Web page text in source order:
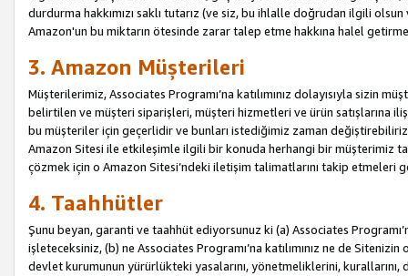
durdurma hakkımızı saklı tutarız (ve siz, bu ihlalle doğrudan ilgili
Amazon'un bu miktarın ötesinde zarar talep etme hakkına halel
3. Amazon Müşterileri
Müşterilerimiz, Associates Programı’na katılımınız dolayısıyla sizin
belirtilen ve müşteri siparişleri, müşteri hizmetleri ve ürün satışlarına
bu müşteriler için geçerlidir ve bunları istediğimiz zaman
Amazon Sitesi ile etkileşimle ilgili bir konuda herhangi bir müşterimiz
çözmek için o Amazon Sitesi’ndeki iletişim talimatlarını takip etmeleri
4. Taahhütler
Şunu beyan, garanti ve taahhüt ediyorsunuz ki (a) Associates
işleteceksiniz, (b) ne Associates Programı’na katılımınız ne de
devlet kurumunun yürürlükteki yasalarını, yönetmeliklerini,